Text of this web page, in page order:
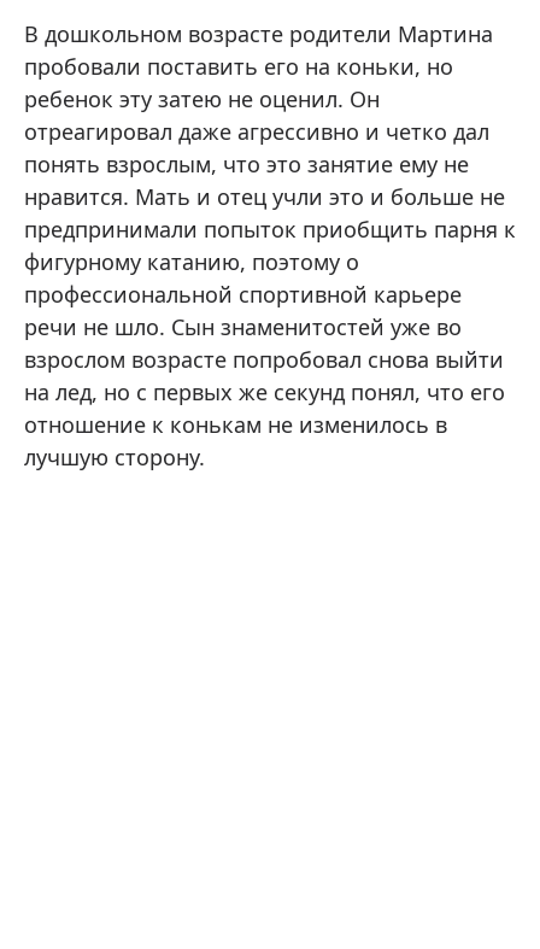
В дошкольном возрасте родители Мартина
пробовали поставить его на коньки, но
ребенок эту затею не оценил. Он
отреагировал даже агрессивно и четко дал
понять взрослым, что это занятие ему не
нравится. Мать и отец учли это и больше не
предпринимали попыток приобщить парня к
фигурному катанию, поэтому о
профессиональной спортивной карьере
речи не шло. Сын знаменитостей уже во
взрослом возрасте попробовал снова выйти
на лед, но с первых же секунд понял, что его
отношение к конькам не изменилось в
лучшую сторону.